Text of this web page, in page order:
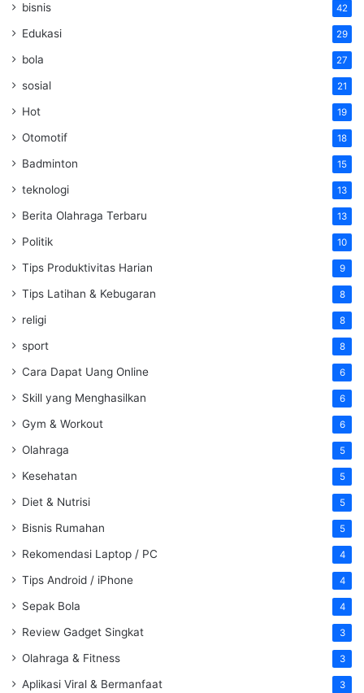
bisnis 42
Edukasi 29
bola 27
sosial 21
Hot 19
Otomotif 18
Badminton 15
teknologi 13
Berita Olahraga Terbaru 13
Politik 10
Tips Produktivitas Harian 9
Tips Latihan & Kebugaran 8
religi 8
sport 8
Cara Dapat Uang Online 6
Skill yang Menghasilkan 6
Gym & Workout 6
Olahraga 5
Kesehatan 5
Diet & Nutrisi 5
Bisnis Rumahan 5
Rekomendasi Laptop / PC 4
Tips Android / iPhone 4
Sepak Bola 4
Review Gadget Singkat 3
Olahraga & Fitness 3
Aplikasi Viral & Bermanfaat 3